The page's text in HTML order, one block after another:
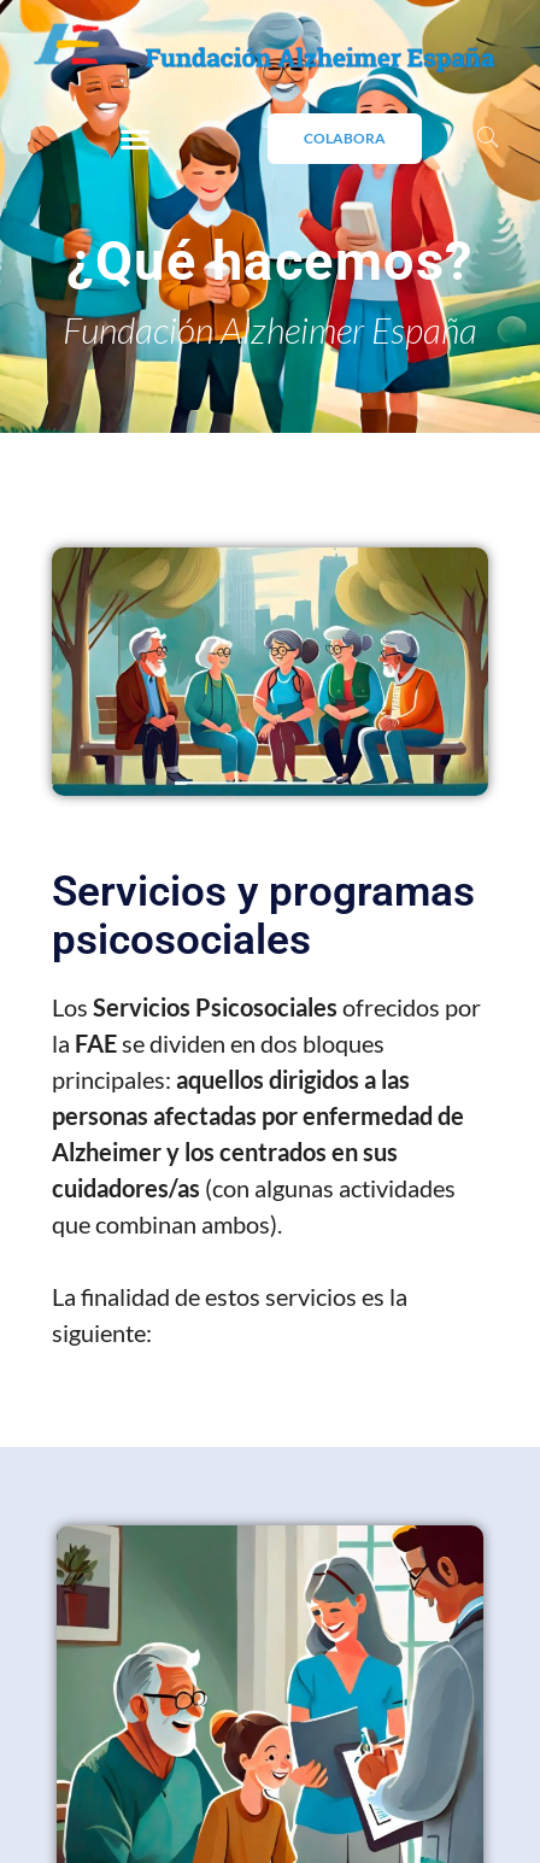
COLABORA
¿Qué hacemos?
Fundación Alzheimer España
Servicios y programas
psicosociales
LosServicios Psicosociales ofrecidos por
la FAEse dividen en dos bloques
principales:aquellos dirigidos a las
personas afectadas por enfermedad de
Alzheimer y los centrados en sus
cuidadores/as (con algunas actividades
que combinan ambos).
La finalidad de estos servicios es la
siguiente: